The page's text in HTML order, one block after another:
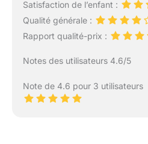
Satisfaction de l’enfant :
Qualité générale :
Rapport qualité-prix :
Notes des utilisateurs 4.6/5
Note de 4.6 pour 3 utilisateurs